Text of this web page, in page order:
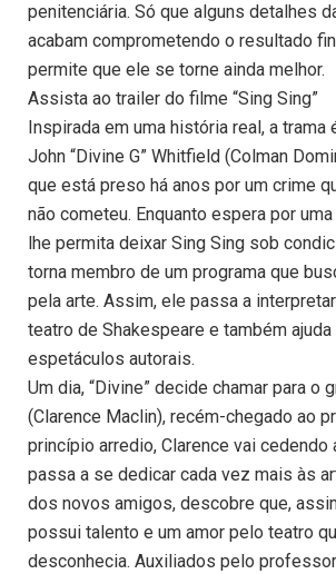
penitenciária. Só que alguns detalhes
acabam comprometendo o resultado
permite que ele se torne ainda melhor.
Assista ao trailer do filme “Sing Sing”
Inspirada em uma história real, a trama
John “Divine G” Whitfield (Colman
que está preso há anos por um crime
não cometeu. Enquanto espera por
lhe permita deixar Sing Sing sob
torna membro de um programa que
pela arte. Assim, ele passa a
teatro de Shakespeare e também
espetáculos autorais.
Um dia, “Divine” decide chamar para o
(Clarence Maclin), recém-chegado ao
princípio arredio, Clarence vai cedendo
passa a se dedicar cada vez mais às
dos novos amigos, descobre que,
possui talento e um amor pelo teatro
desconhecia. Auxiliados pelo